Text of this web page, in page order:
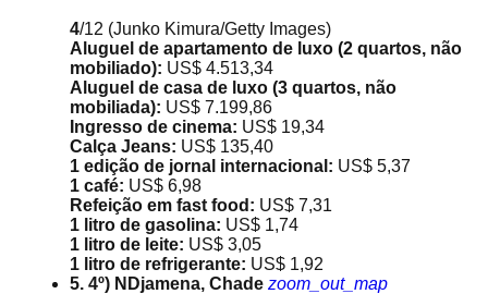
4/12 (Junko Kimura/Getty Images)
Aluguel de apartamento de luxo (2 quartos, não
mobiliado): US$ 4.513,34
Aluguel de casa de luxo (3 quartos, não
mobiliada): US$ 7.199,86
Ingresso de cinema: US$ 19,34
Calça Jeans: US$ 135,40
1 edição de jornal internacional: US$ 5,37
1 café: US$ 6,98
Refeição em fast food: US$ 7,31
1 litro de gasolina: US$ 1,74
1 litro de leite: US$ 3,05
1 litro de refrigerante: US$ 1,92
5. 4º) NDjamena, Chade zoom_out_map